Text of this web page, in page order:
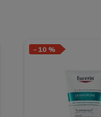
- 10 %